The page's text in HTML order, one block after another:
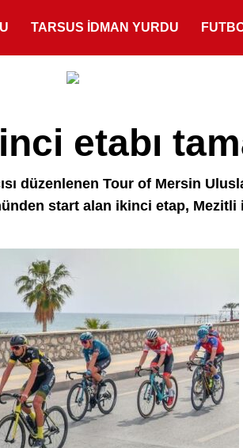
TARSUS İDMAN YURDU
etabı
düzenlenen Tour of Mersin
start alan ikinci etap,